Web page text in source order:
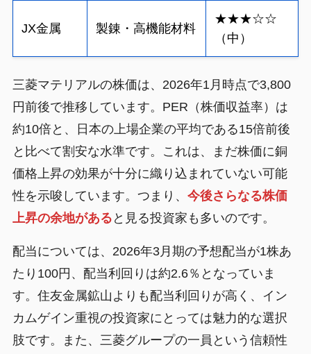
JX金属 製錬・高機能材料
★★★☆☆
（中）
三菱マテリアルの株価は、2026年1月時点で3,800
円前後で推移しています。PER（株価収益率）は
約10倍と、日本の上場企業の平均である15倍前後
と比べて割安な水準です。これは、まだ株価に銅
価格上昇の効果が十分に織り込まれていない可能
性を示唆しています。つまり、 今後さらなる株価
上昇の余地がある と見る投資家も多いのです。
配当については、2026年3月期の予想配当が1株あ
たり100円、配当利回りは約2.6％となっていま
す。住友金属鉱山よりも配当利回りが高く、イン
カムゲイン重視の投資家にとっては魅力的な選択
肢です。また、三菱グループの一員という信頼性